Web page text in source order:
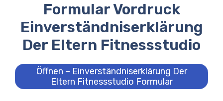
Formular Vordruck
Einverständniserklärung
Der Eltern Fitnessstudio
Öffnen – Einverständniserklärung Der
Eltern Fitnessstudio Formular